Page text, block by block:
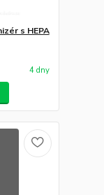
s HEPA
4 dny